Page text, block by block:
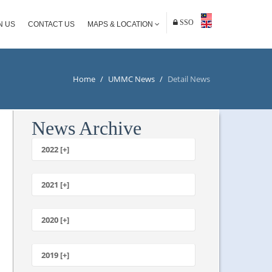
US CONTACT US MAPS & LOCATION SSO
Home / UMMC News / Detail News
News Archive
2022 [+]
2021 [+]
October
July
2020 [+]
January
2019 [+]